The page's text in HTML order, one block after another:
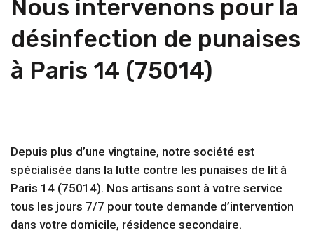
Nous intervenons pour la
désinfection de punaises
à Paris 14 (75014)
Depuis plus d’une vingtaine, notre société est
spécialisée dans la lutte contre les punaises de lit à
Paris 14 (75014). Nos artisans sont à votre service
tous les jours 7/7 pour toute demande d’intervention
dans votre domicile, résidence secondaire.